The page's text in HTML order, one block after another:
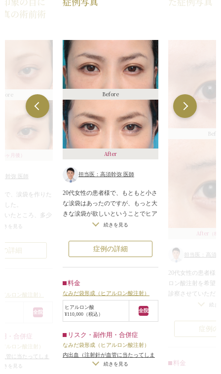
の術前術
3ヶ月後）
幹弥 医師
で、涙袋を作りた
した。
いたところ、多少
が、それほど大き
で、少しキツい印
しゃいました。
ン酸を約0.2ccず
張りのある綺麗な
の象徴であるた
せて大きくする
目が優しくなりま
きを見る
詳細
ルロン酸注射）
全院
・合併症
ルロン酸注射）
管に当たってしま
りのわずかな左右
きを見る
Before
After
担当医：高須幹弥 医師
20代女性の患者様で、もともと小さ
な涙袋はあったのですが、もっと大
きな涙袋が欲しいということでヒア
ルロン酸を注入しました。
入れ過ぎでしまうと目の下のクマや
タルミのようになったり、「いかに
めてやる方はやや控えめにやること
をご提案していますが、この方はや
り過ぎなくらいしっかりと入れて欲
しいというご要望でした。
でもやり過ぎなくらい涙袋にヒアル
ロン酸を入れて大きく膨らましてい
る方がいらっしゃるため、その方達
に憧れている患者様達は当然同じよ
続きを見る
症例の詳細
料金
なみだ袋形成（ヒアルロン酸注射）
ヒアルロン酸
¥110,000（税込）
全院
リスク・副作用・合併症
なみだ袋形成（ヒアルロン酸注射）
内出血（注射針が血管に当たってしま
/仕上がりのわずかな左右
続きを見る
After （8
担当医：高須
20代女性の患者様
ロン酸注射を希望
診察させていただ
涙袋はわずかしか
患者様はやや大き
れていました。
認していただきま
続き
症例
料金